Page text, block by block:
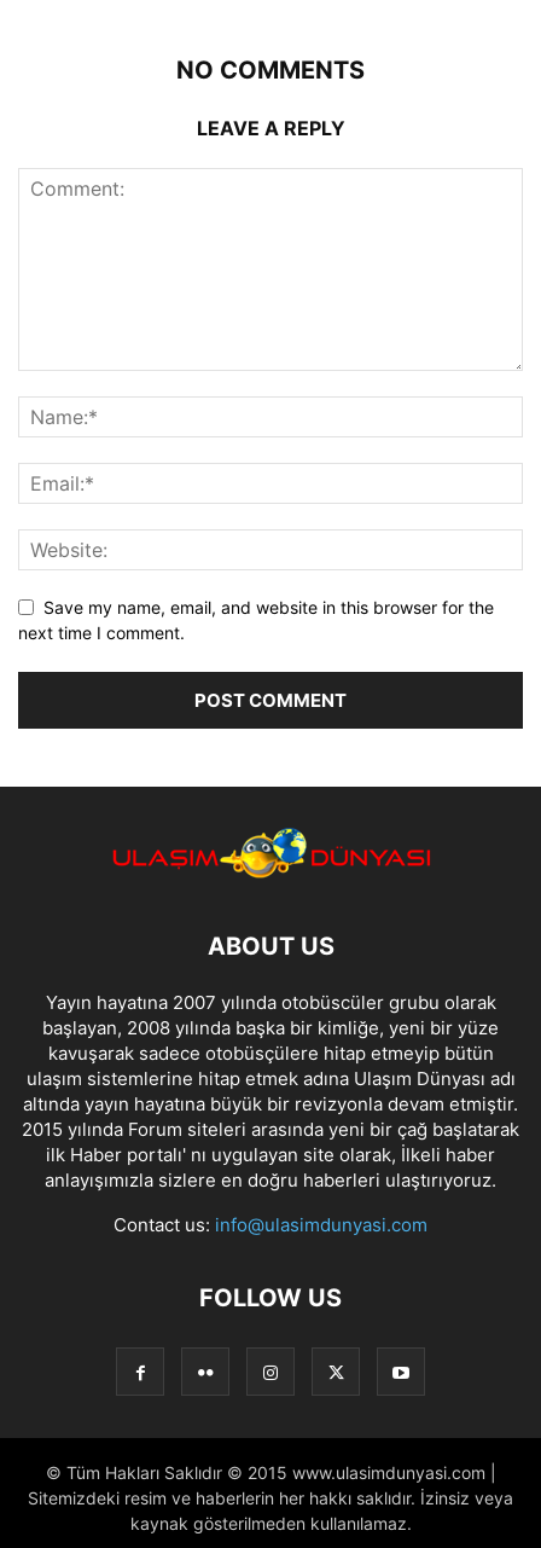
NO COMMENTS
LEAVE A REPLY
Save my name, email, and website in this browser for the
next time I comment.
ABOUT US
Yayın hayatına 2007 yılında otobüscüler grubu olarak
başlayan, 2008 yılında başka bir kimliğe, yeni bir yüze
kavuşarak sadece otobüsçülere hitap etmeyip bütün
ulaşım sistemlerine hitap etmek adına Ulaşım Dünyası adı
altında yayın hayatına büyük bir revizyonla devam etmiştir.
2015 yılında Forum siteleri arasında yeni bir çağ başlatarak
ilk Haber portalı' nı uygulayan site olarak, İlkeli haber
anlayışımızla sizlere en doğru haberleri ulaştırıyoruz.
Contact us: info@ulasimdunyasi.com
FOLLOW US
© Tüm Hakları Saklıdır © 2015 www.ulasimdunyasi.com |
Sitemizdeki resim ve haberlerin her hakkı saklıdır. İzinsiz veya
kaynak gösterilmeden kullanılamaz.